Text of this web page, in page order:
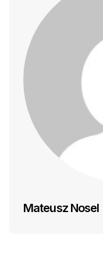
Mateusz Nosel